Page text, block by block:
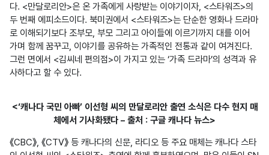
다. <만달로리안>은 온 가족에게 사랑받는 이야기이자, <스타워즈>의
두 번째 에피소드이다. 북미권에서 <스타워즈>는 단순한 영화나 드라마
로 이해되기보다 조부모, 부모 그리고 아이들에 이르기까지 대를 이어
가며 함께 꿈꾸고, 이야기를 공유하는 가족적인 전통과 같이 여겨진다.
그런 면에서 <김씨네 편의점>이 가지고 있는 ‘가족 드라마’의 성격과 유
사하다고 할 수 있다.
<‘캐나다 국민 아빠’ 이선형 씨의 만달로리안 출연 소식은 다수 현지 매
체에서 기사화됐다 – 출처 : 구글 캐나다 뉴스>
《CBC》, 《CTV》 등 캐나다의 신문, 라디오 등 주요 매체는 캐나다 스타